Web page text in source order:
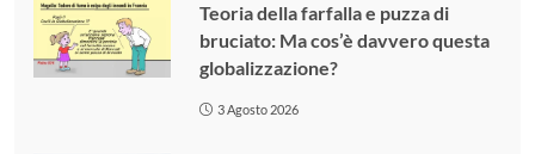
Teoria della farfalla e puzza di
bruciato: Ma cos’è davvero questa
globalizzazione?
3 Agosto 2026